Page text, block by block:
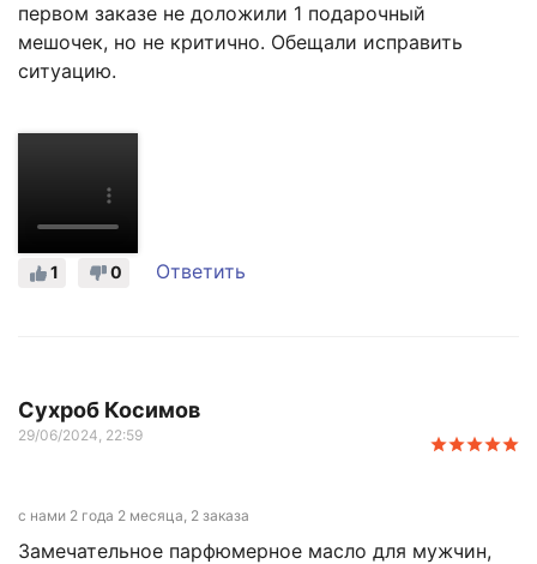
первом заказе не доложили 1 подарочный
мешочек, но не критично. Обещали исправить
ситуацию.
0
1 Ответить
Сухроб Косимов
29/06/2024, 22:59
с нами 2 года 2 месяца, 2 заказа
Замечательное парфюмерное масло для мужчин,